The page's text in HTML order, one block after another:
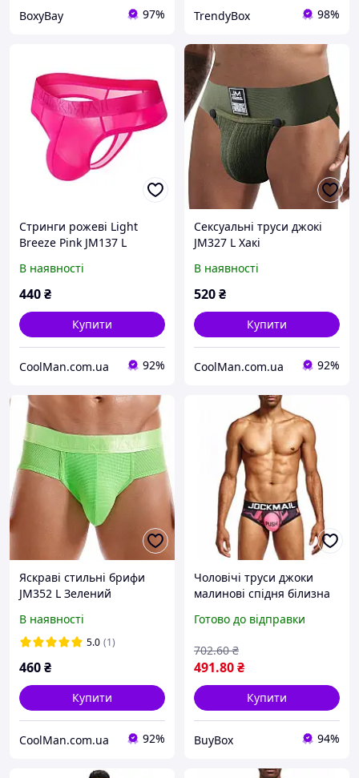
BoxyBay 97% TrendyBox 98%
Стринги рожеві Light
Breeze Pink JM137 L
В наявності
440₴
Купити
CoolMan.com.ua 92%
Сексуальні труси джокі
JM327 L Хакі
В наявності
520₴
Купити
CoolMan.com.ua 92%
Яскраві стильні брифи
JM352 L Зелений
В наявності
5.0 (1)
460₴
Купити
CoolMan.com.ua 92%
Чоловічі труси джоки
малинові спідня білизна
труси чоловічі спортивні
Готово до відправки
491.80₴
702.60 ₴
Купити
BuyBox 94%